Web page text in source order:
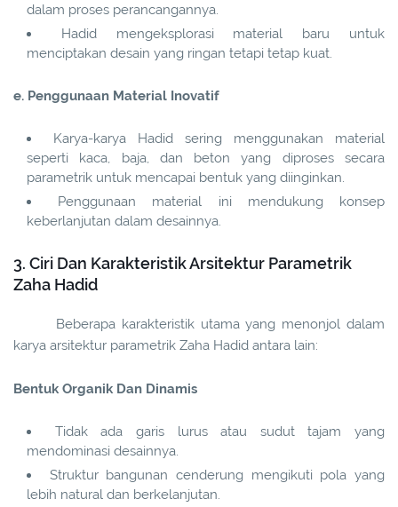
dalam proses perancangannya.
Hadid mengeksplorasi material baru untuk
menciptakan desain yang ringan tetapi tetap kuat.
e. Penggunaan Material Inovatif
Karya-karya Hadid sering menggunakan material
seperti kaca, baja, dan beton yang diproses secara
parametrik untuk mencapai bentuk yang diinginkan.
Penggunaan material ini mendukung konsep
keberlanjutan dalam desainnya.
3. Ciri Dan Karakteristik Arsitektur Parametrik
Zaha Hadid
Beberapa karakteristik utama yang menonjol dalam
karya arsitektur parametrik Zaha Hadid antara lain:
Bentuk Organik Dan Dinamis
Tidak ada garis lurus atau sudut tajam yang
mendominasi desainnya.
Struktur bangunan cenderung mengikuti pola yang
lebih natural dan berkelanjutan.